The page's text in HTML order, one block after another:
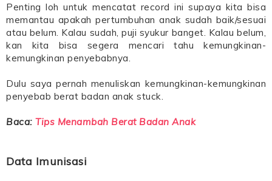
Penting loh untuk mencatat record ini supaya kita bisa
memantau apakah pertumbuhan anak sudah baik/sesuai
atau belum. Kalau sudah, puji syukur banget. Kalau belum,
kan kita bisa segera mencari tahu kemungkinan-
kemungkinan penyebabnya.
Dulu saya pernah menuliskan kemungkinan-kemungkinan
penyebab berat badan anak stuck.
Baca: Tips Menambah Berat Badan Anak
Data Imunisasi